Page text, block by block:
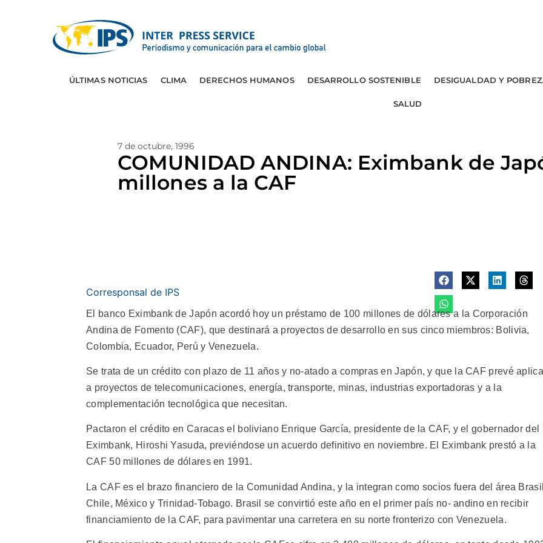
ÚLTIMAS NOTICIAS CLIMA DERECHOS HUMANOS DESARROLLO SOSTENIBLE DESIGUALDAD Y
SALUD
7 de octubre, 1996
COMUNIDAD ANDINA: Eximbank de
millones a la CAF
Corresponsal de IPS
El banco Eximbank de Japón acordó hoy un préstamo de 100 millones de dólares a la Corporación
Andina de Fomento (CAF), que destinará a proyectos de desarrollo en sus cinco miembros: Bolivia,
Colombia, Ecuador, Perú y Venezuela.
Se trata de un crédito con plazo de 11 años y no-atado a compras en Japón, y que la CAF prevé
a proyectos de telecomunicaciones, energía, transporte, minas, industrias exportadoras y a la
complementación tecnológica que necesitan.
Pactaron el crédito en Caracas el boliviano Enrique García, presidente de la CAF, y el gobernador del
Eximbank, Hiroshi Yasuda, previéndose un acuerdo definitivo en noviembre. El Eximbank prestó a la
CAF 50 millones de dólares en 1991.
La CAF es el brazo financiero de la Comunidad Andina, y la integran como socios fuera del área
Chile, México y Trinidad-Tobago. Brasil se convirtió este año en el primer país no- andino en recibir
financiamiento de la CAF, para pavimentar una carretera en su norte fronterizo con Venezuela.